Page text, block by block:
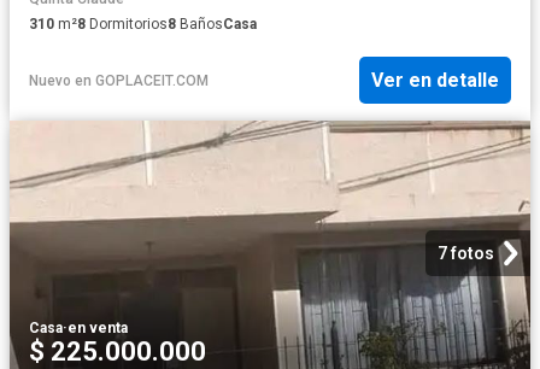
310 m²8 Dormitorios8 BañosCasa
Nuevo en GOPLACEIT.COM Ver en detalle
7 fotos
Casa·en venta
$ 225.000.000